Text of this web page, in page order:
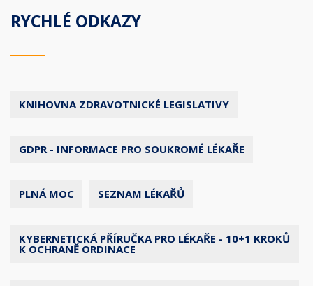
RYCHLÉ ODKAZY
KNIHOVNA ZDRAVOTNICKÉ LEGISLATIVY
GDPR - INFORMACE PRO SOUKROMÉ LÉKAŘE
PLNÁ MOC SEZNAM LÉKAŘŮ
KYBERNETICKÁ PŘÍRUČKA PRO LÉKAŘE - 10+1 KROKŮ
K OCHRANĚ ORDINACE